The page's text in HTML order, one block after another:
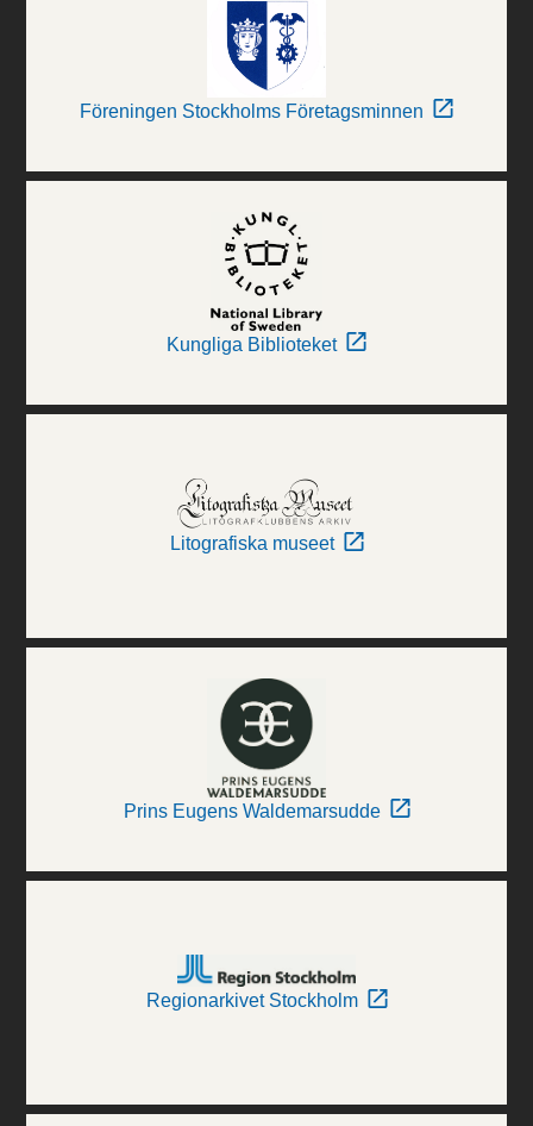
Föreningen Stockholms Företagsminnen
Kungliga Biblioteket
Litografiska museet
Prins Eugens Waldemarsudde
Regionarkivet Stockholm